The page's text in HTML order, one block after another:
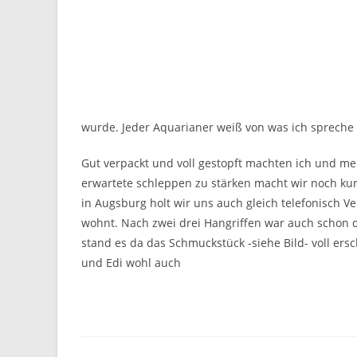
wurde. Jeder Aquarianer weiß von was ich
Gut verpackt und voll gestopft machten ich und
erwartete schleppen zu stärken macht wir noch
in Augsburg holt wir uns auch gleich telefonisch
wohnt. Nach zwei drei Hangriffen war auch schon
stand es da das Schmuckstück -siehe Bild- voll
und Edi wohl auch